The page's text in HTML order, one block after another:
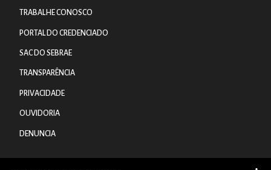
TRABALHE CONOSCO
PORTAL DO CREDENCIADO
SAC DO SEBRAE
TRANSPARÊNCIA
PRIVACIDADE
OUVIDORIA
DENUNCIA